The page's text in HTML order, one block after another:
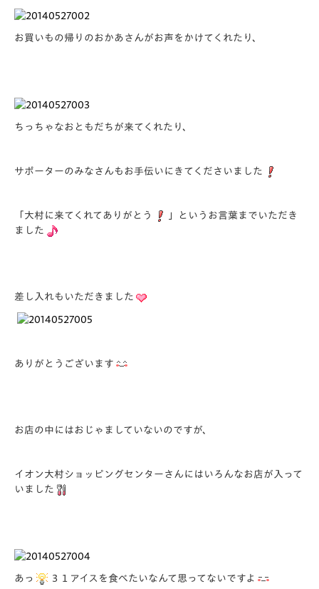
お買いもの帰りのおかあさんがお声をかけてくれたり、
ちっちゃなおともだちが来てくれたり、
サポーターのみなさんもお手伝いにきてくださいました
「大村に来てくれてありがとう
」というお言葉までいただき
ました
差し入れもいただきました
ありがとうございます
お店の中にはおじゃましていないのですが、
イオン大村ショッピングセンターさんにはいろんなお店が入って
いました
あっ ３１アイスを食べたいなんて思ってないですよ